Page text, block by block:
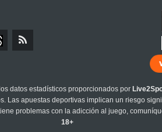
datos estadísticos proporcionados por
apuestas deportivas implican un riesgo
problemas con la adicción al juego,
18+